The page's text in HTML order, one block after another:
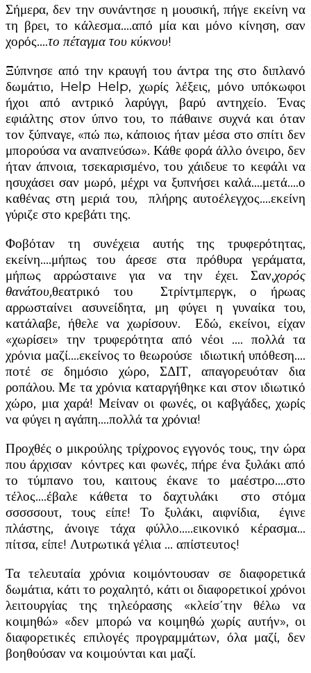
Σήμερα, δεν την συνάντησε η μουσική, πήγε εκείνη να
τη βρει, το κάλεσμα….από μία και μόνο κίνηση, σαν
χορός….το πέταγμα του κύκνου!
Ξύπνησε από την κραυγή του άντρα της στο διπλανό
δωμάτιο, Help Help, χωρίς λέξεις, μόνο υπόκωφοι
ήχοι από αντρικό λαρύγγι, βαρύ αντηχείο. Ένας
εφιάλτης στον ύπνο του, το πάθαινε συχνά και όταν
τον ξύπναγε, «πώ πω, κάποιος ήταν μέσα στο σπίτι δεν
μπορούσα να αναπνεύσω». Κάθε φορά άλλο όνειρο, δεν
ήταν άπνοια, τσεκαρισμένο, του χάιδευε το κεφάλι να
ησυχάσει σαν μωρό, μέχρι να ξυπνήσει καλά….μετά….ο
καθένας στη μεριά του, πλήρης αυτοέλεγχος….εκείνη
γύριζε στο κρεβάτι της.
Φοβόταν τη συνέχεια αυτής της τρυφερότητας,
εκείνη….μήπως του άρεσε στα πρόθυρα γεράματα,
μήπως αρρώσταινε για να την έχει. Σαν,χορός
θανάτου,θεατρικό του Στρίντμπεργκ, ο ήρωας
αρρωσταίνει ασυνείδητα, μη φύγει η γυναίκα του,
κατάλαβε, ήθελε να χωρίσουν. Εδώ, εκείνοι, είχαν
«χωρίσει» την τρυφερότητα από νέοι …. πολλά τα
χρόνια μαζί….εκείνος το θεωρούσε ιδιωτική υπόθεση….
ποτέ σε δημόσιο χώρο, ΣΔΙΤ, απαγορευόταν δια
ροπάλου. Με τα χρόνια καταργήθηκε και στον ιδιωτικό
χώρο, μια χαρά! Μείναν οι φωνές, οι καβγάδες, χωρίς
να φύγει η αγάπη….πολλά τα χρόνια!
Προχθές ο μικρούλης τρίχρονος εγγονός τους, την ώρα
που άρχισαν κόντρες και φωνές, πήρε ένα ξυλάκι από
το τύμπανο του, καιτους έκανε το μαέστρο….στο
τέλος….έβαλε κάθετα το δαχτυλάκι στο στόμα
σσσσσουτ, τους είπε! Το ξυλάκι, αιφνίδια, έγινε
πλάστης, άνοιγε τάχα φύλλο…..εικονικό κέρασμα…
πίτσα, είπε! Λυτρωτικά γέλια … απίστευτος!
Τα τελευταία χρόνια κοιμόντουσαν σε διαφορετικά
δωμάτια, κάτι το ροχαλητό, κάτι οι διαφορετικοί χρόνοι
λειτουργίας της τηλεόρασης «κλείσ΄την θέλω να
κοιμηθώ» «δεν μπορώ να κοιμηθώ χωρίς αυτήν», οι
διαφορετικές επιλογές προγραμμάτων, όλα μαζί, δεν
βοηθούσαν να κοιμούνται και μαζί.